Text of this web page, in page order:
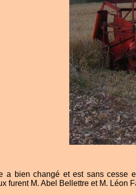
a bien changé et est sans cesse
furent M. Abel Bellettre et M. Léon